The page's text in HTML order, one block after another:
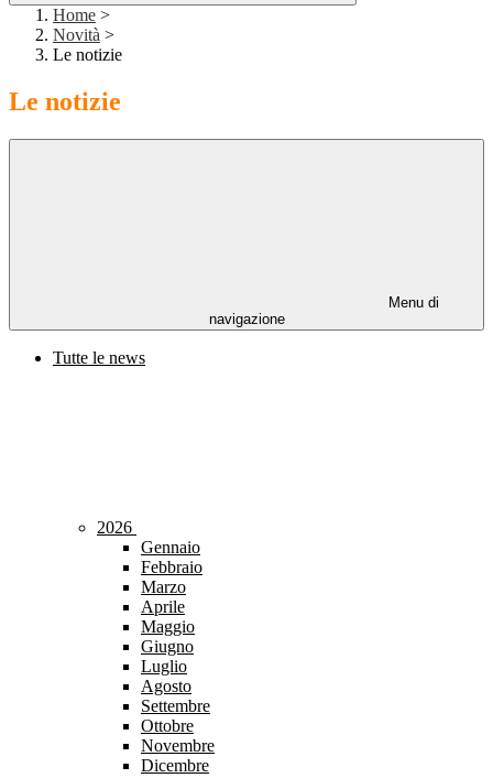
Home >
Novità >
Le notizie
Le notizie
Menu di
navigazione
Tutte le news
2026
Gennaio
Febbraio
Marzo
Aprile
Maggio
Giugno
Luglio
Agosto
Settembre
Ottobre
Novembre
Dicembre